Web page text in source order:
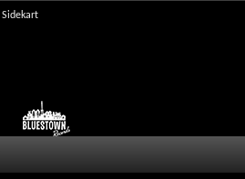
Sidekart